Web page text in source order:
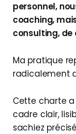
personnel,
coaching,
consulting, de
Ma pratique
radicalement
Cette charte
cadre clair,
sachiez